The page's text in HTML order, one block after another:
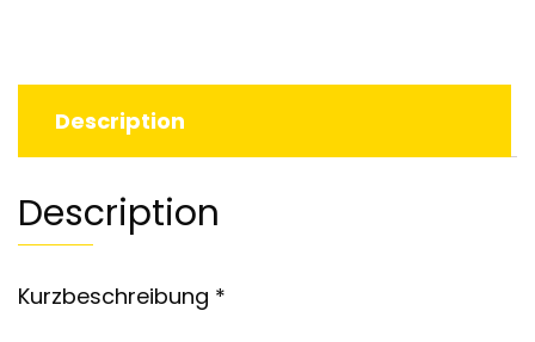
Description
Description
Kurzbeschreibung *